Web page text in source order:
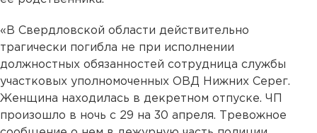
«В Свердловской области действительно
трагически погибла не при исполнении
должностных обязанностей сотрудница службы
участковых уполномоченных ОВД Нижних Серег.
Женщина находилась в декретном отпуске. ЧП
произошло в ночь с 29 на 30 апреля. Тревожное